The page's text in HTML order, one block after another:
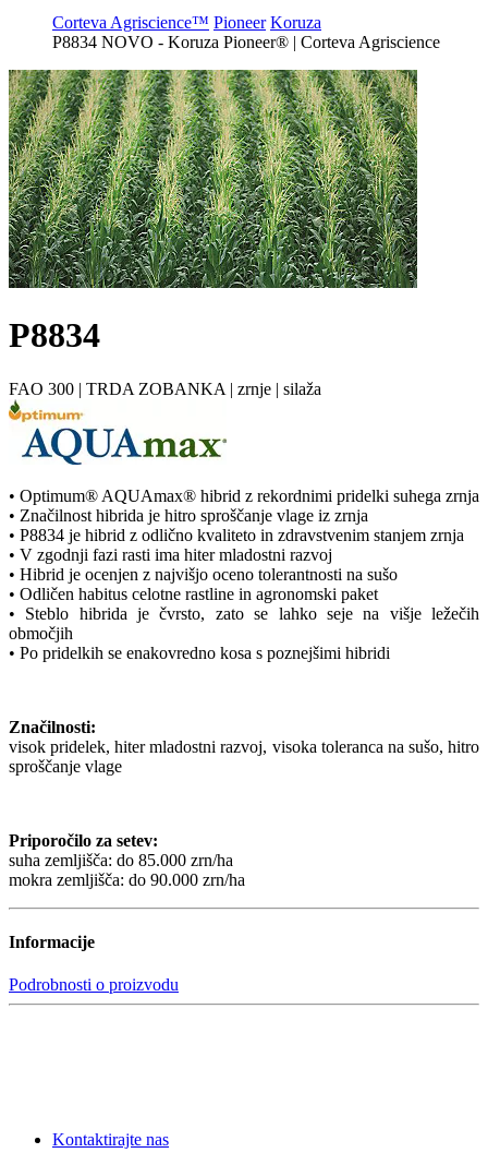
Corteva Agriscience™ Pioneer Koruza
P8834 NOVO - Koruza Pioneer® | Corteva Agriscience
P8834
FAO 300 | TRDA ZOBANKA | zrnje | silaža
• Optimum® AQUAmax® hibrid z rekordnimi pridelki suhega zrnja
• Značilnost hibrida je hitro sproščanje vlage iz zrnja
• P8834 je hibrid z odlično kvaliteto in zdravstvenim stanjem zrnja
• V zgodnji fazi rasti ima hiter mladostni razvoj
• Hibrid je ocenjen z najvišjo oceno tolerantnosti na sušo
• Odličen habitus celotne rastline in agronomski paket
• Steblo hibrida je čvrsto, zato se lahko seje na višje ležečih
območjih
• Po pridelkih se enakovredno kosa s poznejšimi hibridi
Značilnosti:
visok pridelek, hiter mladostni razvoj, visoka toleranca na sušo, hitro
sproščanje vlage
Priporočilo za setev:
suha zemljišča: do 85.000 zrn/ha
mokra zemljišča: do 90.000 zrn/ha
Informacije
Podrobnosti o proizvodu
Kontaktirajte nas